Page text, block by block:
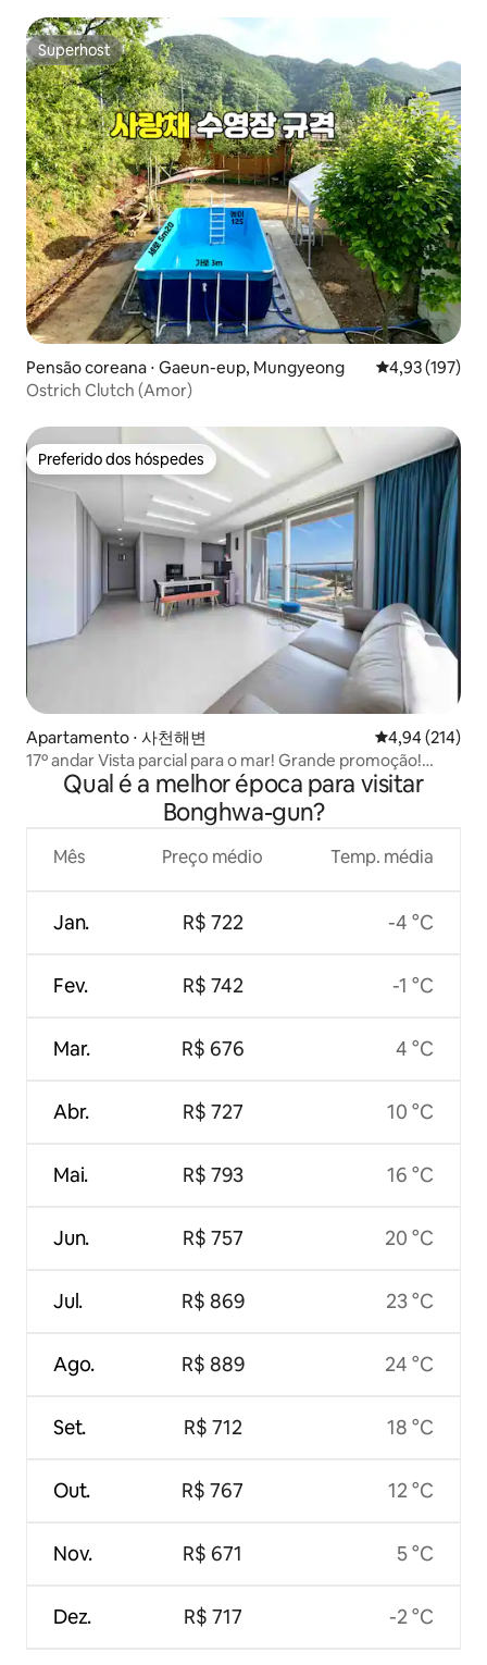
Superhost
Superhost
Pensão coreana ⋅ Gaeun-eup, Mungyeong 4,93 de uma
4,93 (197)
Ostrich Clutch (Amor)
Preferido dos hóspedes
Preferido dos hóspedes
Apartamento ⋅ 사천해변 4,94 de uma
4,94 (214)
17º andar Vista parcial para o mar! Grande promoção!
Luxo Famílias, amigos, casais. O mais preferido 3 quartosQual é a melhor época para visitar
Bonghwa-gun?
Mês
Jan.
Fev.
Mar.
Abr.
Mai.
Jun.
Jul.
Ago.
Set.
Out.
Nov.
Dez.
Preço médio
R$ 722
R$ 742
R$ 676
R$ 727
R$ 793
R$ 757
R$ 869
R$ 889
R$ 712
R$ 767
R$ 671
R$ 717
Temp. média
-4 °C
-1 °C
4 °C
10 °C
16 °C
20 °C
23 °C
24 °C
18 °C
12 °C
5 °C
-2 °C